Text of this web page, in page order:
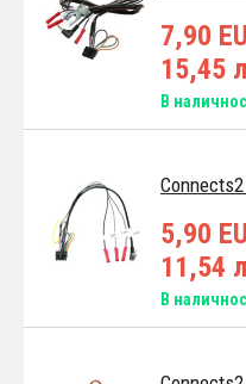
7,90
15,45
В
5,90
11,54
В